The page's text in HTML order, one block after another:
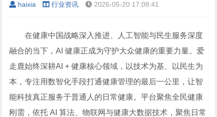
haixia 行业资讯 2026-05-20 17:08:41
在健康中国战略深入推进、人工智能与民生服务深度
融合的当下，AI 健康正成为守护大众健康的重要力量。爱
走鹿始终深耕AI + 健康核心领域，以技术为基、以民生为
本，专注用数智化手段打通健康管理的最后一公里，让智
能科技真正服务于普通人的日常健康。平台聚焦全民健康
刚需，依托 AI 算法、物联网与健康大数据技术，聚焦日常